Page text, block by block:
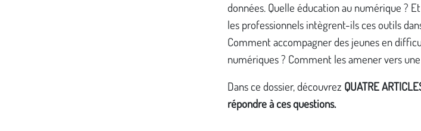
données. Quelle éducation au numérique ?
les professionnels intègrent-ils ces outils
Comment accompagner des jeunes en
numériques ? Comment les amener vers
Dans ce dossier, découvrez QUATRE
répondre à ces questions.